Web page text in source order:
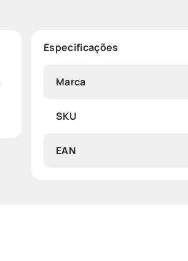
Especificações
Marca
SKU
EAN